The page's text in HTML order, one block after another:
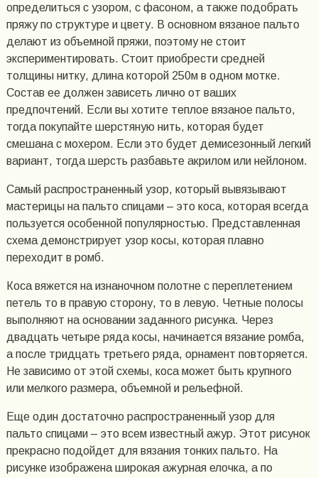
определиться с узором, с фасоном, а также подобрать
пряжу по структуре и цвету. В основном вязаное пальто
делают из объемной пряжи, поэтому не стоит
экспериментировать. Стоит приобрести средней
толщины нитку, длина которой 250м в одном мотке.
Состав ее должен зависеть лично от ваших
предпочтений. Если вы хотите теплое вязаное пальто,
тогда покупайте шерстяную нить, которая будет
смешана с мохером. Если это будет демисезонный легкий
вариант, тогда шерсть разбавьте акрилом или нейлоном.
Самый распространенный узор, который вывязывают
мастерицы на пальто спицами – это коса, которая всегда
пользуется особенной популярностью. Представленная
схема демонстрирует узор косы, которая плавно
переходит в ромб.
Коса вяжется на изнаночном полотне с переплетением
петель то в правую сторону, то в левую. Четные полосы
выполняют на основании заданного рисунка. Через
двадцать четыре ряда косы, начинается вязание ромба,
а после тридцать третьего ряда, орнамент повторяется.
Не зависимо от этой схемы, коса может быть крупного
или мелкого размера, объемной и рельефной.
Еще один достаточно распространенный узор для
пальто спицами – это всем известный ажур. Этот рисунок
прекрасно подойдет для вязания тонких пальто. На
рисунке изображена широкая ажурная елочка, а по